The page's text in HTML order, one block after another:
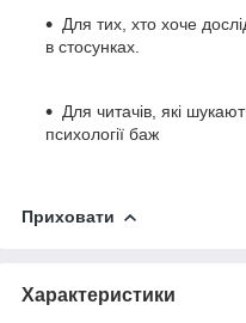
Для тих, хто хоче
в стосунках.
Для читачів, які
психології баж
Приховати
Характеристики